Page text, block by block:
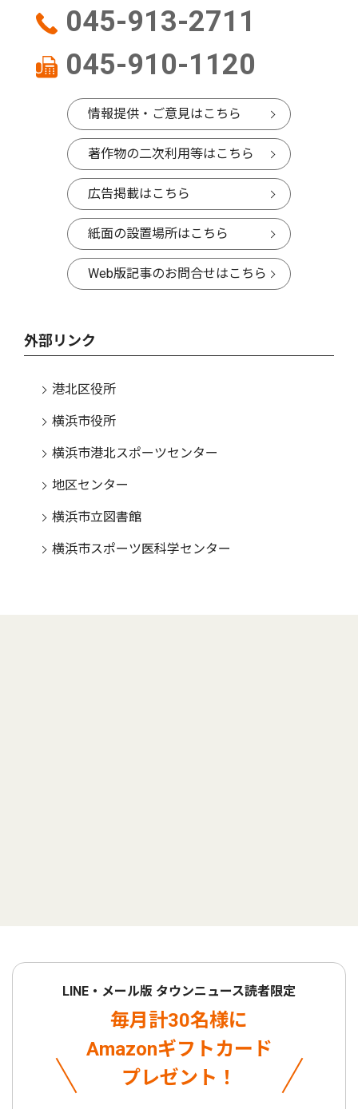
045-913-2711
045-910-1120
情報提供・ご意見はこちら
著作物の二次利用等はこちら
広告掲載はこちら
紙面の設置場所はこちら
Web版記事のお問合せはこちら
外部リンク
港北区役所
横浜市役所
横浜市港北スポーツセンター
地区センター
横浜市立図書館
横浜市スポーツ医科学センター
LINE・メール版 タウンニュース読者限定
毎月計30名様に
Amazonギフトカード
プレゼント！